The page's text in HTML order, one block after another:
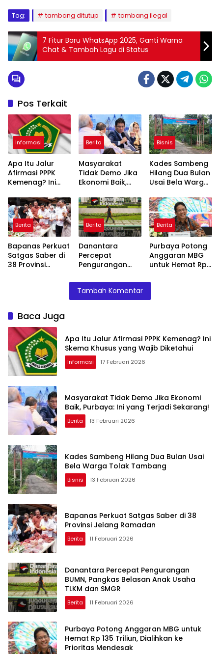
Tag: tambang ditutup tambang ilegal
7 Fitur Baru WhatsApp 2025, Ganti Warna
Chat & Tambah Lagu di Status
Pos Terkait
Informasi
Apa Itu Jalur
Afirmasi PPPK
Kemenag? Ini
yang Wajib
Diketahui
Berita
Masyarakat
Tidak Demo Jika
Ekonomi Baik,
Terjadi Sekarang!
Bisnis
Kades Sambeng
Hilang Dua Bulan
Usai Bela Warga
Berita
Bapanas Perkuat
Satgas Saber di
38 Provinsi
Berita
Danantara
Percepat
Pengurangan
Belasan Anak
Usaha TLKM dan
SMGR
Berita
Purbaya Potong
Anggaran MBG
untuk Hemat Rp
Dialihkan ke
Mendesak
Tambah Komentar
Baca Juga
Apa Itu Jalur Afirmasi PPPK Kemenag? Ini
Skema Khusus yang Wajib Diketahui
Informasi 17 Februari 2026
Masyarakat Tidak Demo Jika Ekonomi
Baik, Purbaya: Ini yang Terjadi Sekarang!
Berita 13 Februari 2026
Kades Sambeng Hilang Dua Bulan Usai
Bela Warga Tolak Tambang
Bisnis 13 Februari 2026
Bapanas Perkuat Satgas Saber di 38
Provinsi Jelang Ramadan
Berita 11 Februari 2026
Danantara Percepat Pengurangan
BUMN, Pangkas Belasan Anak Usaha
TLKM dan SMGR
Berita 11 Februari 2026
Purbaya Potong Anggaran MBG untuk
Hemat Rp 135 Triliun, Dialihkan ke
Prioritas Mendesak